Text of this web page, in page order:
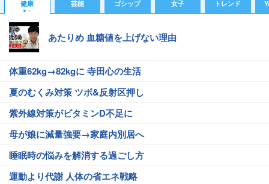
健康 芸能 ゴシップ 女子 トレンド
あたりめ 血糖値を上げない理由
体重62kg→82kgに 寺田心の生活
夏のむくみ対策 ツボ&反射区押し
紫外線対策がビタミンD不足に
母が娘に減量強要→家庭内別居へ
睡眠時の悩みを解消する過ごし方
運動より代謝 人体の省エネ戦略